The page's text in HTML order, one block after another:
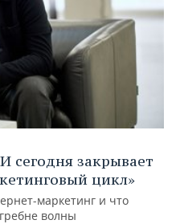
сегодня закрывает
цикл»
маркетинг и что
волны